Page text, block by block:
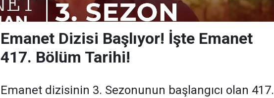
Emanet Dizisi Başlıyor! İşte Emanet
417. Bölüm Tarihi!
Emanet dizisinin 3. Sezonunun başlangıcı olan 417.